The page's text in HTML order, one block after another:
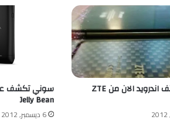
أنحف هاتف اندرويد الان من ZTE
Jelly Bean
6 ديسمبر, 2012